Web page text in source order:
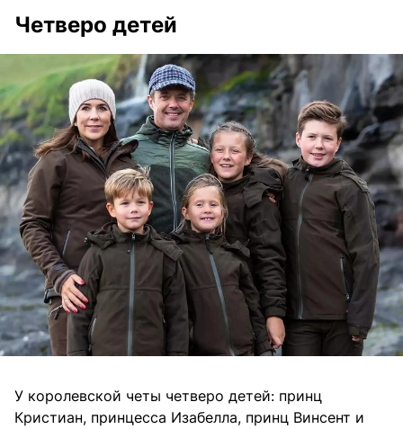
Четверо детей
У королевской четы четверо детей: принц
Кристиан, принцесса Изабелла, принц Винсент и